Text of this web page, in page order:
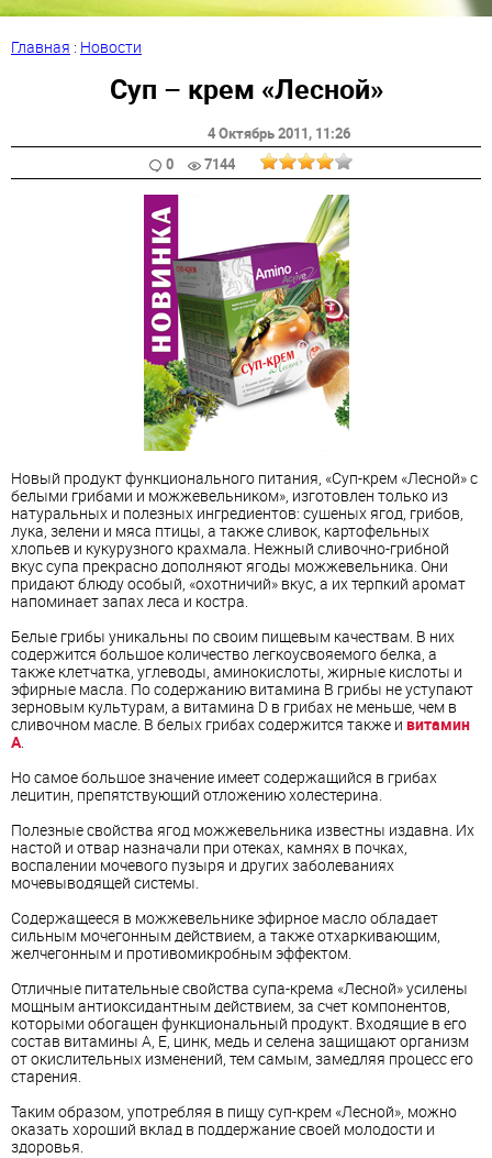
Главная : Новости
Суп – крем «Лесной»
4 Октябрь 2011, 11:26
0
7144
Новый продукт функционального питания, «Суп-крем «Лесной» с
белыми грибами и можжевельником», изготовлен только из
натуральных и полезных ингредиентов: сушеных ягод, грибов,
лука, зелени и мяса птицы, а также сливок, картофельных
хлопьев и кукурузного крахмала. Нежный сливочно-грибной
вкуссупа прекрасно дополняют ягоды можжевельника. Они
придают блюду особый, «охотничий» вкус, а их терпкий аромат
напоминает запах леса и костра.
Белые грибы уникальны по своим пищевым качествам. В них
содержится большое количество легкоусвояемого белка, а
также клетчатка, углеводы, аминокислоты, жирные кислоты и
эфирные масла. По содержанию витамина B грибы не уступают
зерновым культурам, а витамина D в грибах не меньше, чем в
сливочном масле. В белых грибах содержится также и витамин
A
Но самое большое значение имеет содержащийся в грибах
лецитин, препятствующий отложениюхолестерина.
Полезные свойства ягод можжевельника известны издавна. Их
настой и отвар назначали при отеках, камнях в почках,
воспалении мочевого пузыря и других заболеваниях
мочевыводящей системы.
Содержащееся в можжевельнике эфирное масло обладает
сильным мочегонным действием, а также отхаркивающим,
желчегонным и противомикробным эффектом.
Отличные питательные свойства супа-крема «Лесной» усилены
мощным антиоксидантным действием, за счет компонентов,
которыми обогащен функциональный продукт. Входящие в его
состав витамины А, Е, цинк , медь и селена защищают организм
от окислительных изменений, тем самым, замедляя процесс его
старения.
Таким образом, употребляя в пищусуп-крем «Лесной», можно
оказать хороший вклад в поддержание своей молодости и
здоровья.